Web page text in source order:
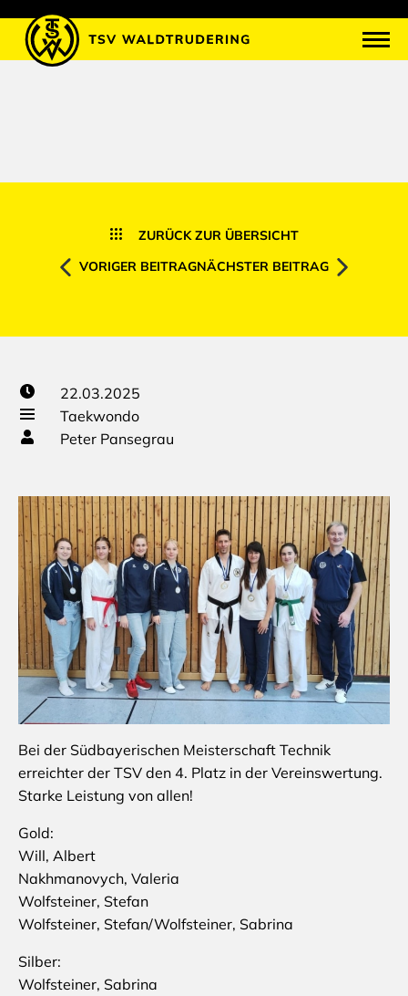
ZURÜCK ZUR ÜBERSICHT
VORIGER BEITRAGNÄCHSTER BEITRAG
22.03.2025
Taekwondo
Peter Pansegrau
Bei der Südbayerischen Meisterschaft Technik
erreichter der TSV den 4. Platz in der Vereinswertung.
Starke Leistung von allen!
Gold:
Will, Albert
Nakhmanovych, Valeria
Wolfsteiner, Stefan
Wolfsteiner, Stefan/Wolfsteiner, Sabrina
Silber:
Wolfsteiner, Sabrina